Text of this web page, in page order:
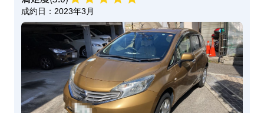
成約日： 2023年3月